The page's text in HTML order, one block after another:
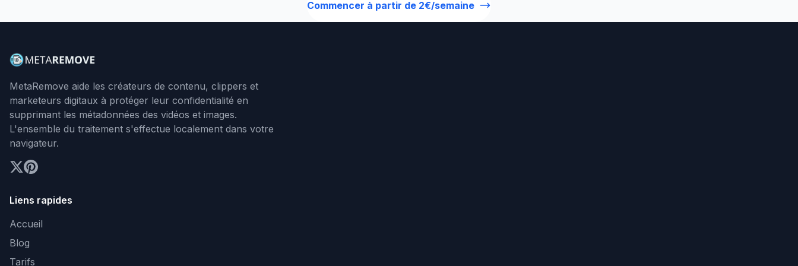
Commencer à partir de 2€/semaine
MetaRemove aide les créateurs de contenu, clippers et
marketeurs digitaux à protéger leur confidentialité en
supprimant les métadonnées des vidéos et images.
L'ensemble du traitement s'effectue localement dans votre
navigateur.
Liens rapides
Accueil
Blog
Tarifs